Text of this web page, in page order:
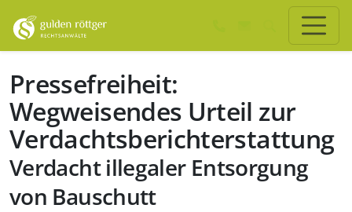
Pressefreiheit:
Wegweisendes Urteil zur
Verdachtsberichterstattung
Verdacht illegaler Entsorgung
von Bauschutt